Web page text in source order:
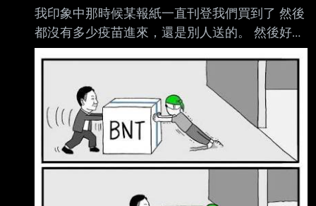
我印象中那時候某報紙一直刊登我們買到了 然後
都沒有多少疫苗進來，還是別人送的。 然後好幾
家公司和非營利組織說要發揮影響力幫忙買，結
果一直被要求補文件。 結果2026年 隔壁某板說
當初民間採購BNT ， 發現自己買不到跑去找中
央希望取得代理人身分， 大家要感謝當時領導的
英明果斷？ ？？？我的記憶出了什麼差錯 -----
Sent from JPTT on my iPhone --